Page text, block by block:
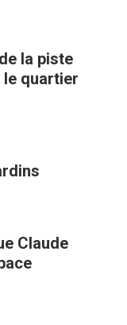
la piste
le quartier
Claude